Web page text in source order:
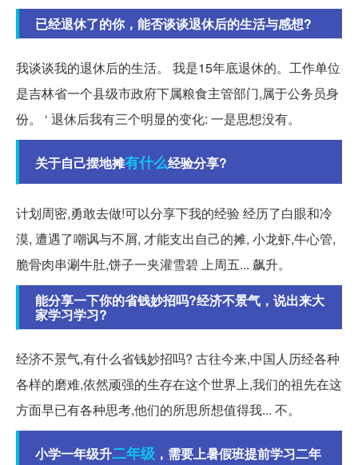
已经退休了的你，能否谈谈退休后的生活与感想?
我谈谈我的退休后的生活。 我是15年底退休的。工作单位
是吉林省一个县级市政府下属粮食主管部门,属于公务员身
份。 ‘ 退休后我有三个明显的变化: 一是思想没有。
关于自己摆地摊有什么经验分享?
计划周密,勇敢去做!可以分享下我的经验 经历了白眼和冷
漠, 遭遇了嘲讽与不屑, 才能支出自己的摊, 小龙虾,牛心管,
脆骨肉串涮牛肚,饼子一夹灌雪碧 上周五... 飙升。
能分享一下你的省钱妙招吗?经济不景气，说出来大
家学习学习?
经济不景气,有什么省钱妙招吗? 古往今来,中国人历经各种
各样的磨难,依然顽强的生存在这个世界上,我们的祖先在这
方面早已有各种思考,他们的所思所想值得我... 不。
小学一年级升二年级 ，需要上暑假班提前学习二年